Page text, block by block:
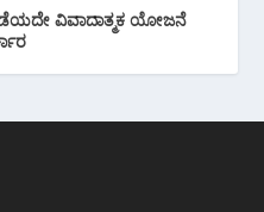
ವಿವಾದಾತ್ಮಕ ಯೋಜನೆ